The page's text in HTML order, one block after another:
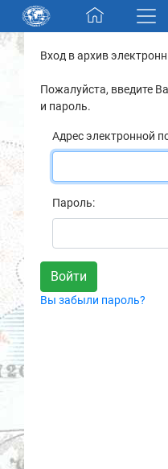
Skip navigation
Разделы и коллекции
Электронный каталог
Новости
О нас
Контакты
Партнеры
Вход в архив
Пожалуйста, введите
и пароль.
Адрес электронной
Пароль:
Вы забыли пароль?